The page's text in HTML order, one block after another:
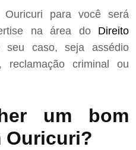
para você será
na área do Direito
caso, seja assédio
reclamação criminal ou
um bom
Ouricuri?